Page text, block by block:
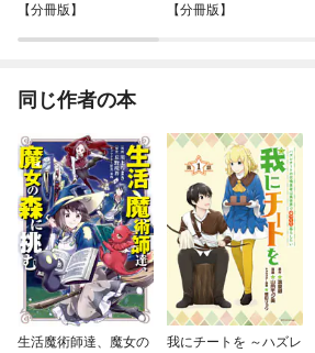
【分冊版】
【分冊版】
同じ作者の本
生活魔術師達、魔女の
我にチートを ～ハズレ